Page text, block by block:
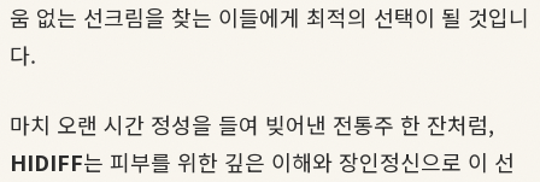
움 없는 선크림을 찾는 이들에게 최적의 선택이 될 것입니
다.
마치 오랜 시간 정성을 들여 빚어낸 전통주 한 잔처럼,
HIDIFF는 피부를 위한 깊은 이해와 장인정신으로 이 선